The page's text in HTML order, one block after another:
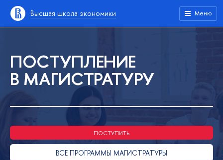
Высшая школа экономики Меню
ПОСТУПЛЕНИЕ
В МАГИСТРАТУРУ
ПОСТУПИТЬ
ВСЕ ПРОГРАММЫ МАГИСТРАТУРЫ